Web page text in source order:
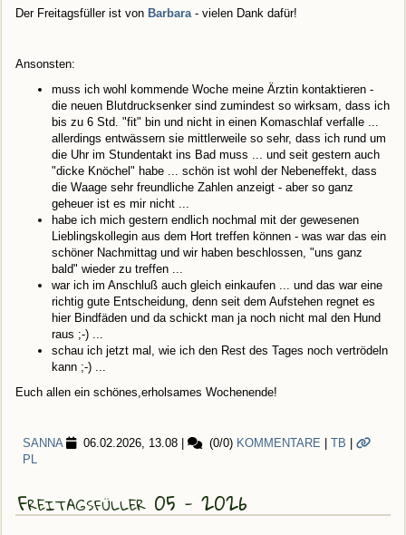
Der Freitagsfüller ist von Barbara - vielen Dank dafür!
Ansonsten:
muss ich wohl kommende Woche meine Ärztin kontaktieren -
die neuen Blutdrucksenker sind zumindest so wirksam, dass ich
bis zu 6 Std. "fit" bin und nicht in einen Komaschlaf verfalle ...
allerdings entwässern sie mittlerweile so sehr, dass ich rund um
die Uhr im Stundentakt ins Bad muss ... und seit gestern auch
"dicke Knöchel" habe ... schön ist wohl der Nebeneffekt, dass
die Waage sehr freundliche Zahlen anzeigt - aber so ganz
geheuer ist es mir nicht ...
habe ich mich gestern endlich nochmal mit der gewesenen
Lieblingskollegin aus dem Hort treffen können - was war das ein
schöner Nachmittag und wir haben beschlossen, "uns ganz
bald" wieder zu treffen ...
war ich im Anschluß auch gleich einkaufen ... und das war eine
richtig gute Entscheidung, denn seit dem Aufstehen regnet es
hier Bindfäden und da schickt man ja noch nicht mal den Hund
raus ;-) ...
schau ich jetzt mal, wie ich den Rest des Tages noch vertrödeln
kann ;-) ...
Euch allen ein schönes,erholsames Wochenende!
SANNA 06.02.2026, 13.08 (0/0) KOMMENTARE TB
PL
Freitagsfüller 05 - 2026